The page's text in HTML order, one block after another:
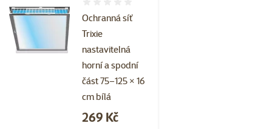
Ochranná síť
Trixie
nastavitelná
horní a spodní
část 75–125 × 16
cm bílá
Cena
269 Kč